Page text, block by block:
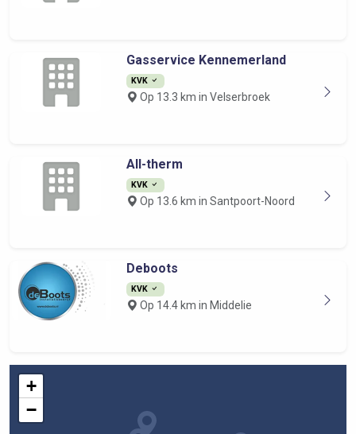
Gasservice Kennemerland
KVK
Op 13.3 km in Velserbroek
All-therm
KVK
Op 13.6 km in Santpoort-Noord
Deboots
KVK
Op 14.4 km in Middelie
+
−